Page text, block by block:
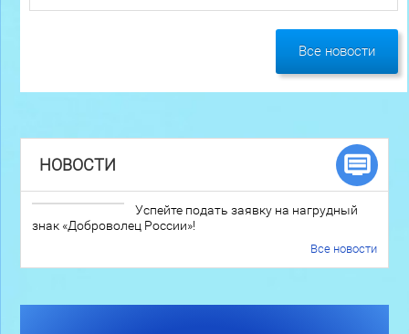
Все новости
НОВОСТИ
Успейте подать заявку на нагрудный
знак «Доброволец России»!
Все новости